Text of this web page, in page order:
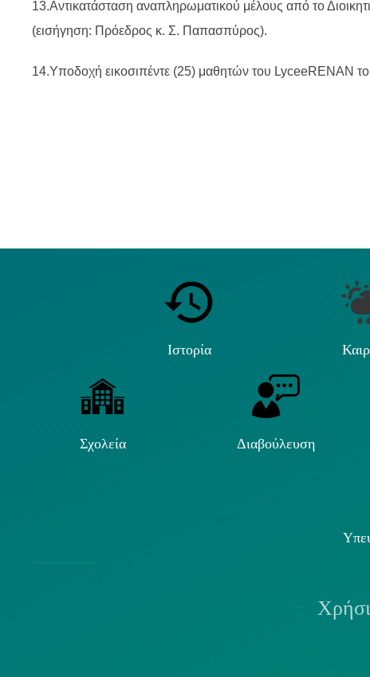
13.Αντικατάσταση αναπληρωματικού μέλους από το
(εισήγηση: Πρόεδρος κ. Σ. Παπασπύρος).
14.Υποδοχή εικοσιπέντε (25) μαθητών του LyceeRENAN
Ιστορία
Σχολεία Διαβούλευση